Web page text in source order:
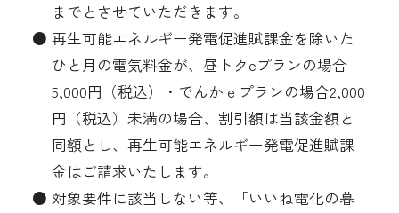
までとさせていただきます。
● 再生可能エネルギー発電促進賦課金を除いた
ひと月の電気料金が、昼トクeプランの場合
5,000円（税込）・でんかｅプランの場合2,000
円（税込）未満の場合、割引額は当該金額と
同額とし、再生可能エネルギー発電促進賦課
金はご請求いたします。
● 対象要件に該当しない等、「いいね電化の暮